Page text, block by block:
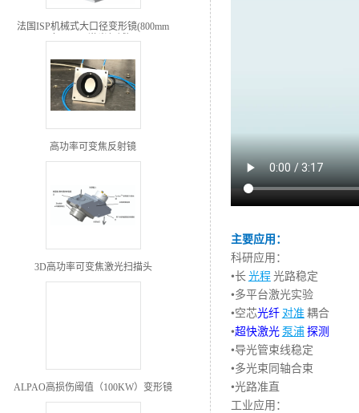
法国ISP机械式大口径变形镜(800mm
专用于强激光领域）
高功率可变焦反射镜
3D高功率可变焦激光扫描头
ALPAO高损伤阈值（100KW）变形镜
主要应用：
科研应用：
•长光程光路稳定
•多平台激光实验
•空芯光纤 对准 耦合
•超快激光泵浦探测
•导光管束线稳定
•多光束同轴合束
•光路准直
工业应用：